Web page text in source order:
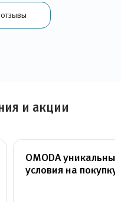
и акции
OMODA уникальные
условия на покупку